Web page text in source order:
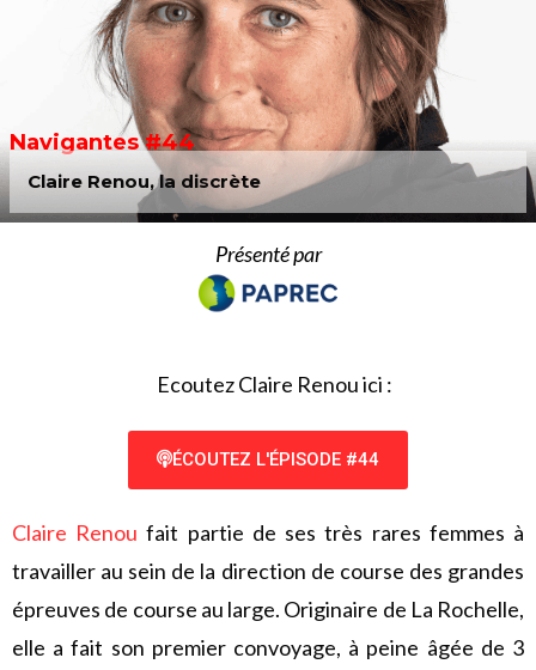
Navigantes #44
Claire Renou, la discrète
Présenté par
Ecoutez Claire Renou ici :
ÉCOUTEZ L'ÉPISODE #44
Claire Renou fait partie de ses très rares femmes à
travailler au sein de la direction de course des grandes
épreuves de course au large. Originaire de La Rochelle,
elle a fait son premier convoyage, à peine âgée de 3